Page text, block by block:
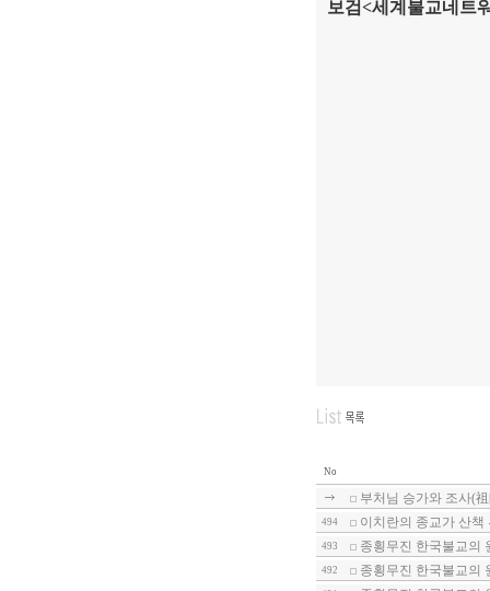
보검<세계불교네트
No
부처님 승가와 조사(
494 이치란의 종교가 산책
493 종횡무진 한국불교의
492 종횡무진 한국불교의